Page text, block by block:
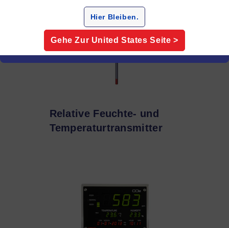
Relative Feuchte- und
Temperaturtransmitter
Hier Bleiben.
Gehe Zur United States Seite >